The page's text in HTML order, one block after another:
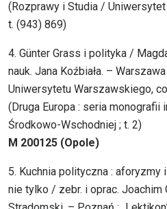
(Rozprawy i Studia /
t. (943) 869)
4. Günter Grass i polityka /
nauk. Jana Koźbiała. –
Uniwersytetu Warszawskiego,
(Druga Europa : seria monografii
Środkowo-Wschodniej ; t. 2)
M 200125 (Opole)
5. Kuchnia polityczna :
nie tylko / zebr. i oprac. Joachim